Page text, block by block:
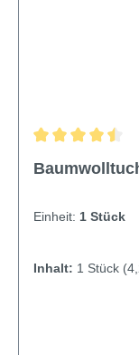
Einheit: 1 Stück
Inhalt: 1 Stück